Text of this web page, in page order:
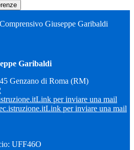
Giuseppe Garibaldi
Garibaldi
Genzano di Roma (RM)
Link per inviare una mail
Link per inviare una mail
UFF46O